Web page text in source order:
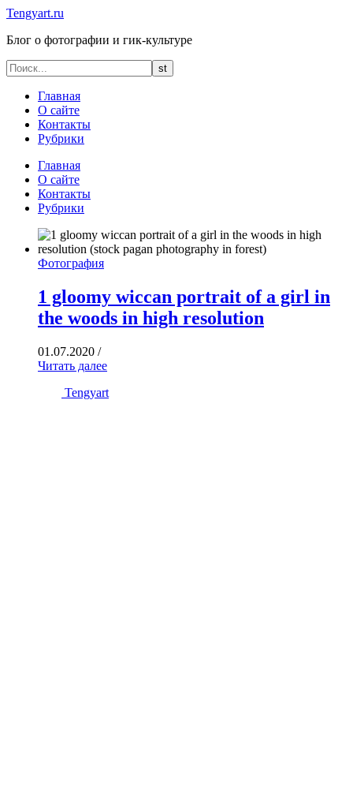
Tengyart.ru
Блог о фотографии и гик-культуре
Главная
О сайте
Контакты
Рубрики
Главная
О сайте
Контакты
Рубрики
Фотография
1 gloomy wiccan portrait of a girl in
the woods in high resolution
01.07.2020 /
Читать далее
Tengyart